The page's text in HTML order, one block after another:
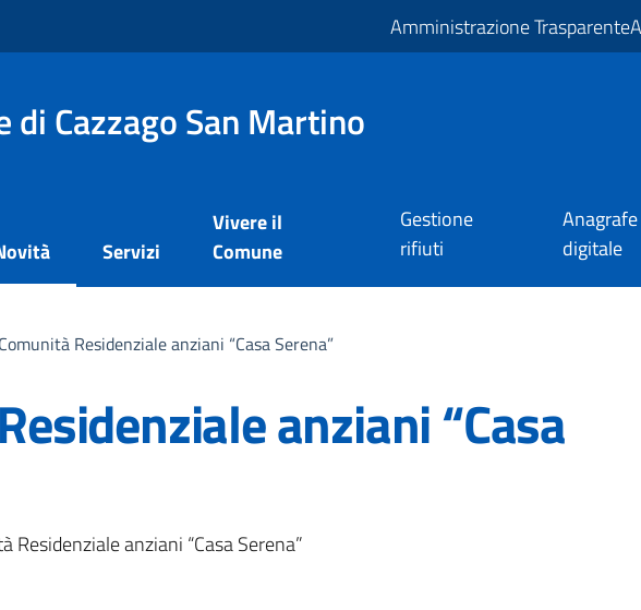
Amministrazione Trasparente
di Cazzago San Martino
Servizi
Vivere il
Comune
Gestione
rifiuti
Anagrafe
digitale
Comunità Residenziale anziani “Casa Serena”
anziani “Casa
notiziaanziani “Casa Serena”